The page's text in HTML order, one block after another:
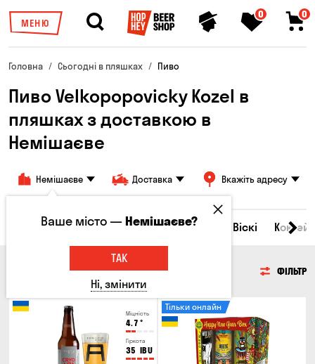
МЕНЮ
0 0
Головна Сьогодні в пляшках Пиво
Пиво Velkopopovicky Kozel в
пляшках з доставкою в
Немішаєве
Немішаєве Доставка Вкажіть адресу
Всі товари Пиво Сидр Вино Віскі
ФІЛЬТР
Міцність
4.7 °
Гіркота
35 IBU
Тільки онлайн
Ваше місто —Немішаєве?
ТАК
Ні, змінити